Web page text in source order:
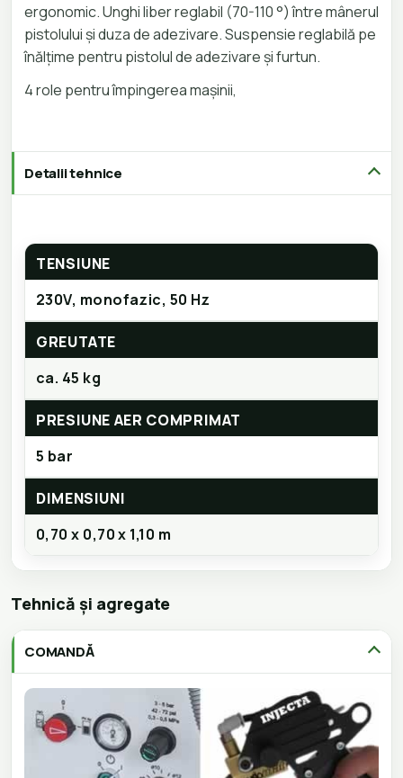
ergonomic. Unghi liber reglabil (70-110 °) între mânerul
pistolului și duza de adezivare. Suspensie reglabilă pe
înălțime pentru pistolul de adezivare și furtun.
4 role pentru împingerea mașinii,
Detalii tehnice
TENSIUNE
230V, monofazic, 50 Hz
GREUTATE
ca. 45 kg
PRESIUNE AER COMPRIMAT
5 bar
DIMENSIUNI
0,70 x 0,70 x 1,10 m
Tehnică și agregate
COMANDĂ